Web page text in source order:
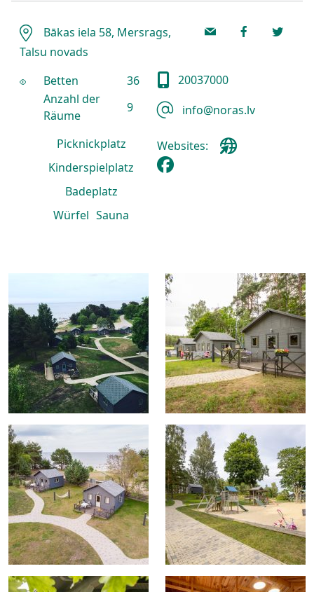
Bākas iela 58, Mersrags,
Talsu novads
Betten
36
Anzahl der
Räume
9
Picknickplatz
Kinderspielplatz
Badeplatz
Würfel Sauna
20037000
info@noras.lv
Websites: